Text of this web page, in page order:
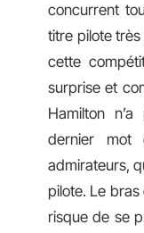
concurrent
titre pilote
cette
surprise et
Hamilton
dernier mot
admirateurs,
pilote. Le
risque de se